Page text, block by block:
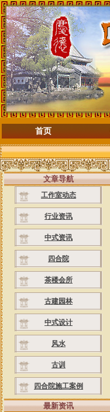
首页
文章导航
工作室动态
行业资讯
中式资讯
四合院
茶楼会所
古建园林
中式设计
风水
古训
四合院施工案例
最新资讯